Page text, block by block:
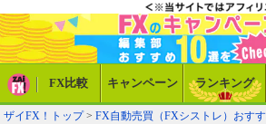
FX比較 キャンペーン ランキング
ザイFX！トップ> FX自動売買（FXシストレ）おす